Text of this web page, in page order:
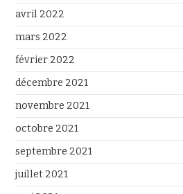
avril 2022
mars 2022
février 2022
décembre 2021
novembre 2021
octobre 2021
septembre 2021
juillet 2021